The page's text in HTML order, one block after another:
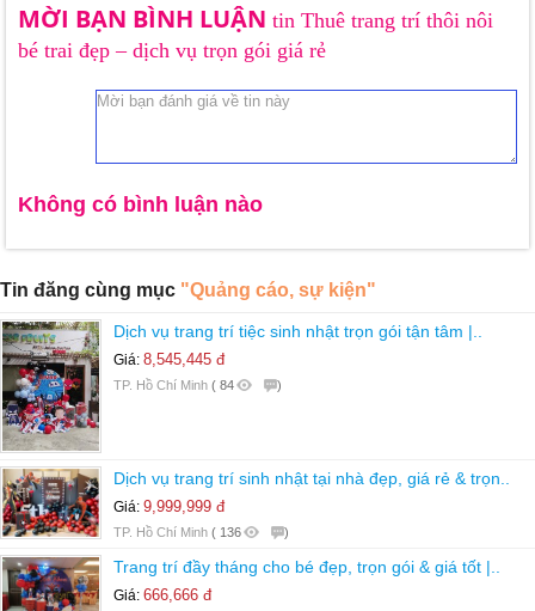
MỜI BẠN BÌNH LUẬN tin Thuê trang trí thôi nôi
bé trai đẹp – dịch vụ trọn gói giá rẻ
Không có bình luận nào
Tin đăng cùng mục "Quảng cáo, sự kiện"
Dịch vụ trang trí tiệc sinh nhật trọn gói tận tâm |..
Giá: 8,545,445 đ
TP. Hồ Chí Minh ( 84 )
Dịch vụ trang trí sinh nhật tại nhà đẹp, giá rẻ & trọn..
Giá: 9,999,999 đ
TP. Hồ Chí Minh ( 136 )
Trang trí đầy tháng cho bé đẹp, trọn gói & giá tốt |..
Giá: 666,666 đ